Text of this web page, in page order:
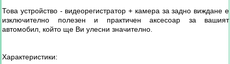
Това устройство - видеорегистратор + камера за задно виждане е
изключително полезен и практичен аксесоар за вашият
автомобил, който ще Ви улесни значително.
Характеристики: